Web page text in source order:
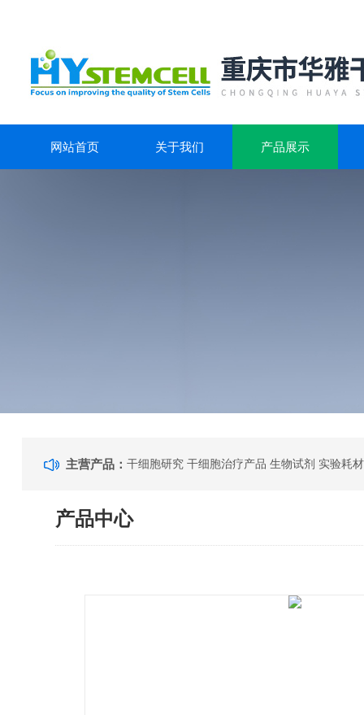
网站首页 关于我们 产品展示
主营产品：干细胞研究 干细胞治疗产品 生物试剂 实验耗
产品中心